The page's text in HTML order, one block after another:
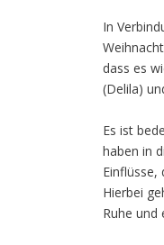
In
dass es
(Delila)
Es ist
haben in
Hierbei
Ruhe